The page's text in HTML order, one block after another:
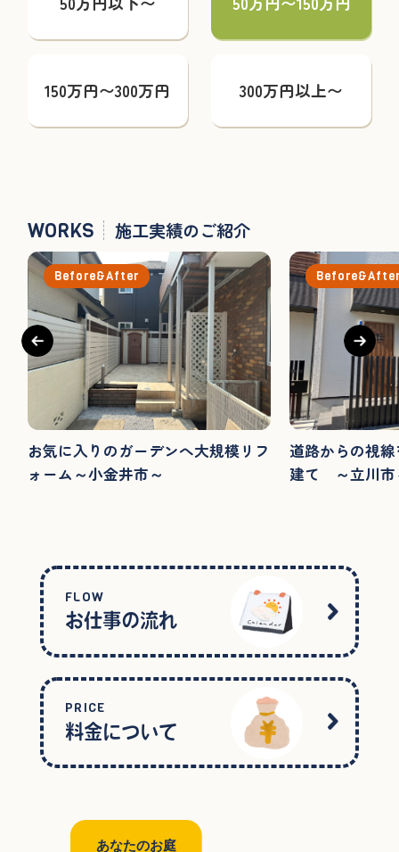
150万円〜300万円 300万円以上〜
WORKS 施工実績のご紹介
Before&After
お気に入りのガーデンへ大規模リフ
ォーム～小金井市～
道路からの視
建て ～立川市
FLOW
お仕事の流れ
PRICE
料金について
あなたのお庭